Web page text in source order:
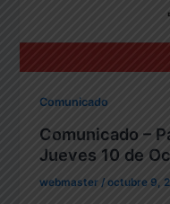
Comunicado
Comunicado –
Jueves 10 de
webmaster /octubre 9,